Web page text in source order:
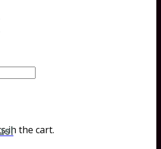
in the cart.